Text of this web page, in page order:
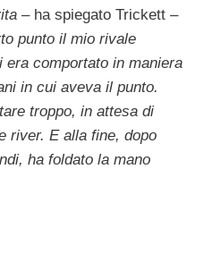
– ha spiegato Trickett –
punto il mio rivale
comportato in maniera
in cui aveva il punto.
troppo, in attesa di
river. E alla fine, dopo
ha foldato la mano